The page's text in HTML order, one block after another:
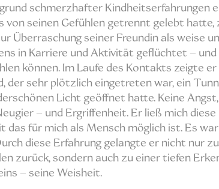
schmerzhafter Kindheitserfahrungen
von seinen Gefühlen getrennt gelebt hatte,
Überraschung seiner Freundin als weise
in Karriere und Aktivität geflüchtet – und
können. Im Laufe des Kontakts zeigte er
der sehr plötzlich eingetreten war, ein
Licht geöffnet hatte. Keine
– und Ergriffenheit. Er ließ mich
das für mich als Mensch möglich ist. Es war
diese Erfahrung gelangte er nicht nur
zurück, sondern auch zu einer tiefen
– seine Weisheit.